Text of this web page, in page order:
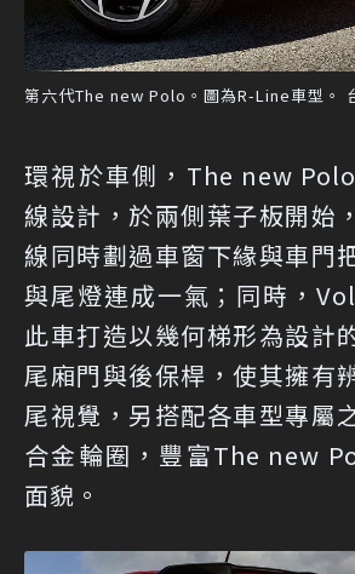
第六代The new Polo。圖為R-Line車型。
環視於車側，The new
線設計，於兩側葉子板開始
線同時劃過車窗下緣與車門
與尾燈連成一氣；同時，
此車打造以幾何梯形為設計
尾廂門與後保桿，使其擁有
尾視覺，另搭配各車型專屬
合金輪圈，豐富The new
面貌。